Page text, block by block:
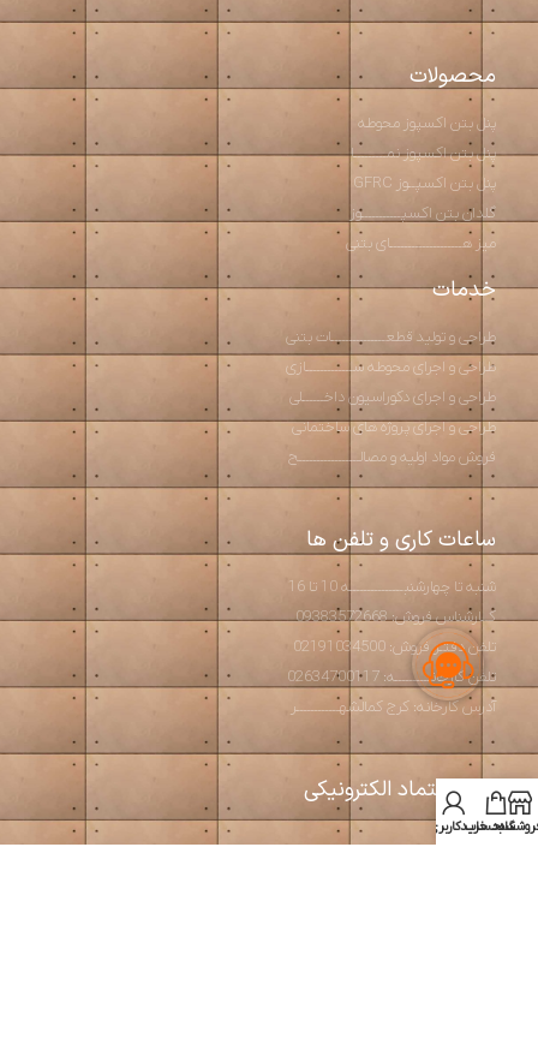
محصولات
پنل بتن اکسپوز محوطه
پنل بتن اکسپوز نمـــــــــا
پنل بتن اکسپــوز GFRC
گلدان بتن اکسپـــــــــــوز
میز هــــــــــــــــــــای بتنی
خدمات
طراحی و تولید قطعـــــــــــــــات بتنی
طراحی و اجرای محوطه ســـــــــــــازی
طراحی و اجرای دکوراسیون داخــــــلی
طراحی و اجرای پروژه های ساختمانی
فروش مواد اولیه و مصالـــــــــــــــــح
ساعات کاری و تلفن ها
شنبه تا چهارشنبـــــــــــــــه 10 تا 16
کــارشناس فروش: 09383572668
تلفن دفتـر فروش: 02191034500
تلفن کارخانــــــــــه: 02634700117
آدرس کارخانه: کرج کمالشهــــــــــــر
نماد اعتماد الکترونیکی
سبد خرید
حساب کاربری من